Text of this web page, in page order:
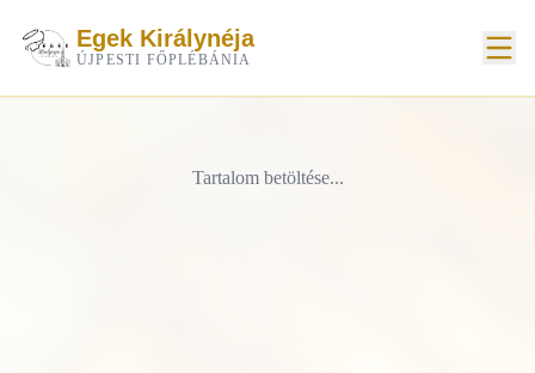
Egek Királynéja
ÚJPESTI FŐPLÉBÁNIA
Tartalom betöltése...